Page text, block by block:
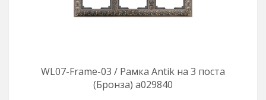
WL07-Frame-03 / Рамка Antik на 3 поста
(Бронза) a029840